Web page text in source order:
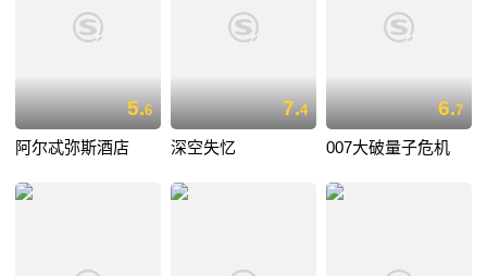
5.6
阿尔忒弥斯酒店
7.4
深空失忆
6.7
007大破量子危机